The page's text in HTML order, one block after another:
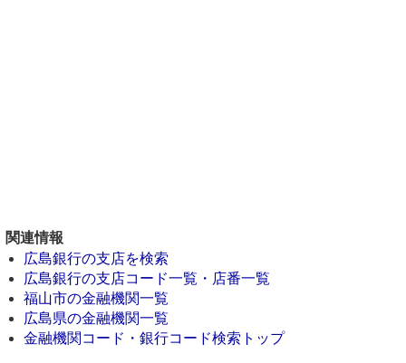
関連情報
広島銀行の支店を検索
広島銀行の支店コード一覧・店番一覧
福山市の金融機関一覧
広島県の金融機関一覧
金融機関コード・銀行コード検索トップ